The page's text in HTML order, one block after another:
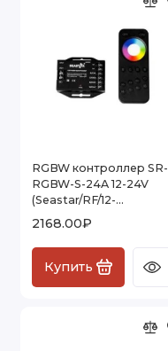
RGBW контроллер SR-
RGBW-S-24A 12-24V
(Seastar/RF/12-
2168.00₽
Купить